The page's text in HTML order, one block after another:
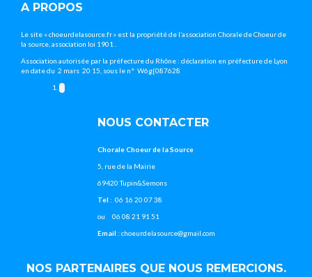
A PROPOS
Le site « choeurdelasource.fr » est la propriété de l’association Chorale de Choeur de
la source, association loi 1901 .
Association autorisée par la préfecture du Rhône : déclaration en préfecture de Lyon
en date du 2 mars 20 15, sous le n° W6g{087628
NOUS CONTACTER
Chorale Choeur de la Source
5, rue de la Mairie
69420 Tupin&Semons
Tel : 06 16 20 07 38
ou 06 08 21 91 51
Email : choeurdelasource@gmail.com
NOS PARTENAIRES QUE NOUS REMERCIONS.